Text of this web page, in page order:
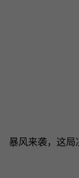
暴风来袭，这局